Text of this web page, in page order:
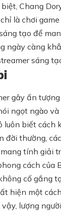
Chang
là chơi
tạo để
ngày càng
sáng
gây ấn
ngọt ngào
luôn biết cách
đời thường,
tính giải
cách của
cố gắng
hiện một
lượng